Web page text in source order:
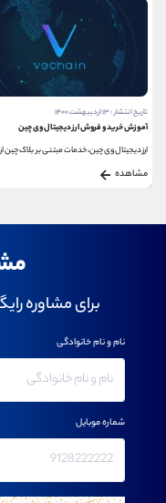
تاریخ انتشار : ۱۳ اردیبهشت ۱۴۰۰
آموزش خرید و فروش ارز دیجیتال وی چین
ارز دیجیتال وی چین، خدمات مبتنی بر بلاک چین
مشاهده
برای مشاوره
نام و نام خانوادگی
شماره موبایل